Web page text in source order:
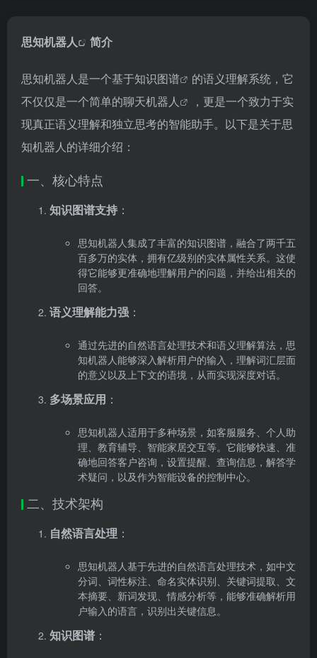
思知机器人 简介
思知机器人是一个基于知识图谱
的语义理解系统，它
不仅仅是一个简单的聊天机器人
，更是一个致力于实
现真正语义理解和独立思考的智能助手。以下是关于思
知机器人的详细介绍：
一、核心特点
知识图谱支持 ：
思知机器人集成了丰富的知识图谱，融合了两千五
百多万的实体，拥有亿级别的实体属性关系。这使
得它能够更准确地理解用户的问题，并给出相关的
回答。
语义理解能力强 ：
通过先进的自然语言处理技术和语义理解算法，思
知机器人能够深入解析用户的输入，理解词汇层面
的意义以及上下文的语境，从而实现深度对话。
多场景应用 ：
思知机器人适用于多种场景，如客服服务、个人助
理、教育辅导、智能家居交互等。它能够快速、准
确地回答客户咨询，设置提醒、查询信息，解答学
术疑问，以及作为智能设备的控制中心。
二、技术架构
自然语言处理 ：
思知机器人基于先进的自然语言处理技术，如中文
分词、词性标注、命名实体识别、关键词提取、文
本摘要、新词发现、情感分析等，能够准确解析用
户输入的语言，识别出关键信息。
知识图谱 ：